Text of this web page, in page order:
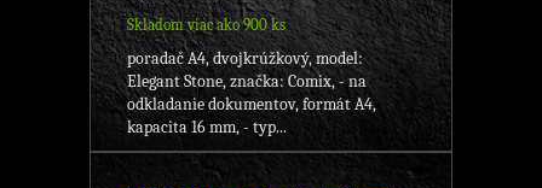
Skladom viac ako 900 ks
poradač A4, dvojkrúžkový, model:
Elegant Stone, značka: Comix, - na
odkladanie dokumentov, formát A4,
kapacita 16 mm, - typ...